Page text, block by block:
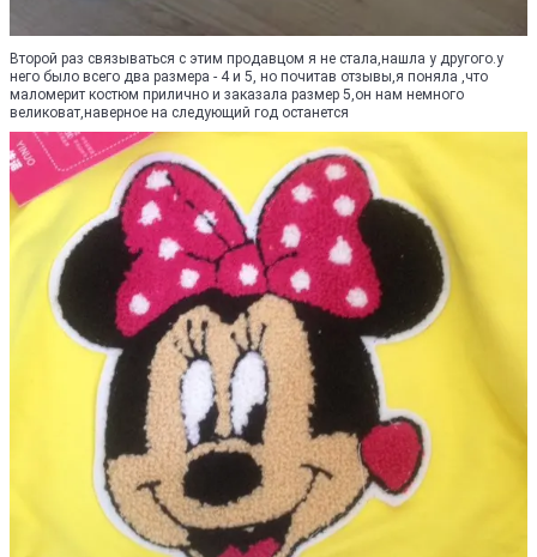
Второй раз связываться с этим продавцом я не стала,нашла у другого.у
него было всего два размера - 4 и 5, но почитав отзывы,я поняла ,что
маломерит костюм прилично и заказала размер 5,он нам немного
великоват,наверное на следующий год останется